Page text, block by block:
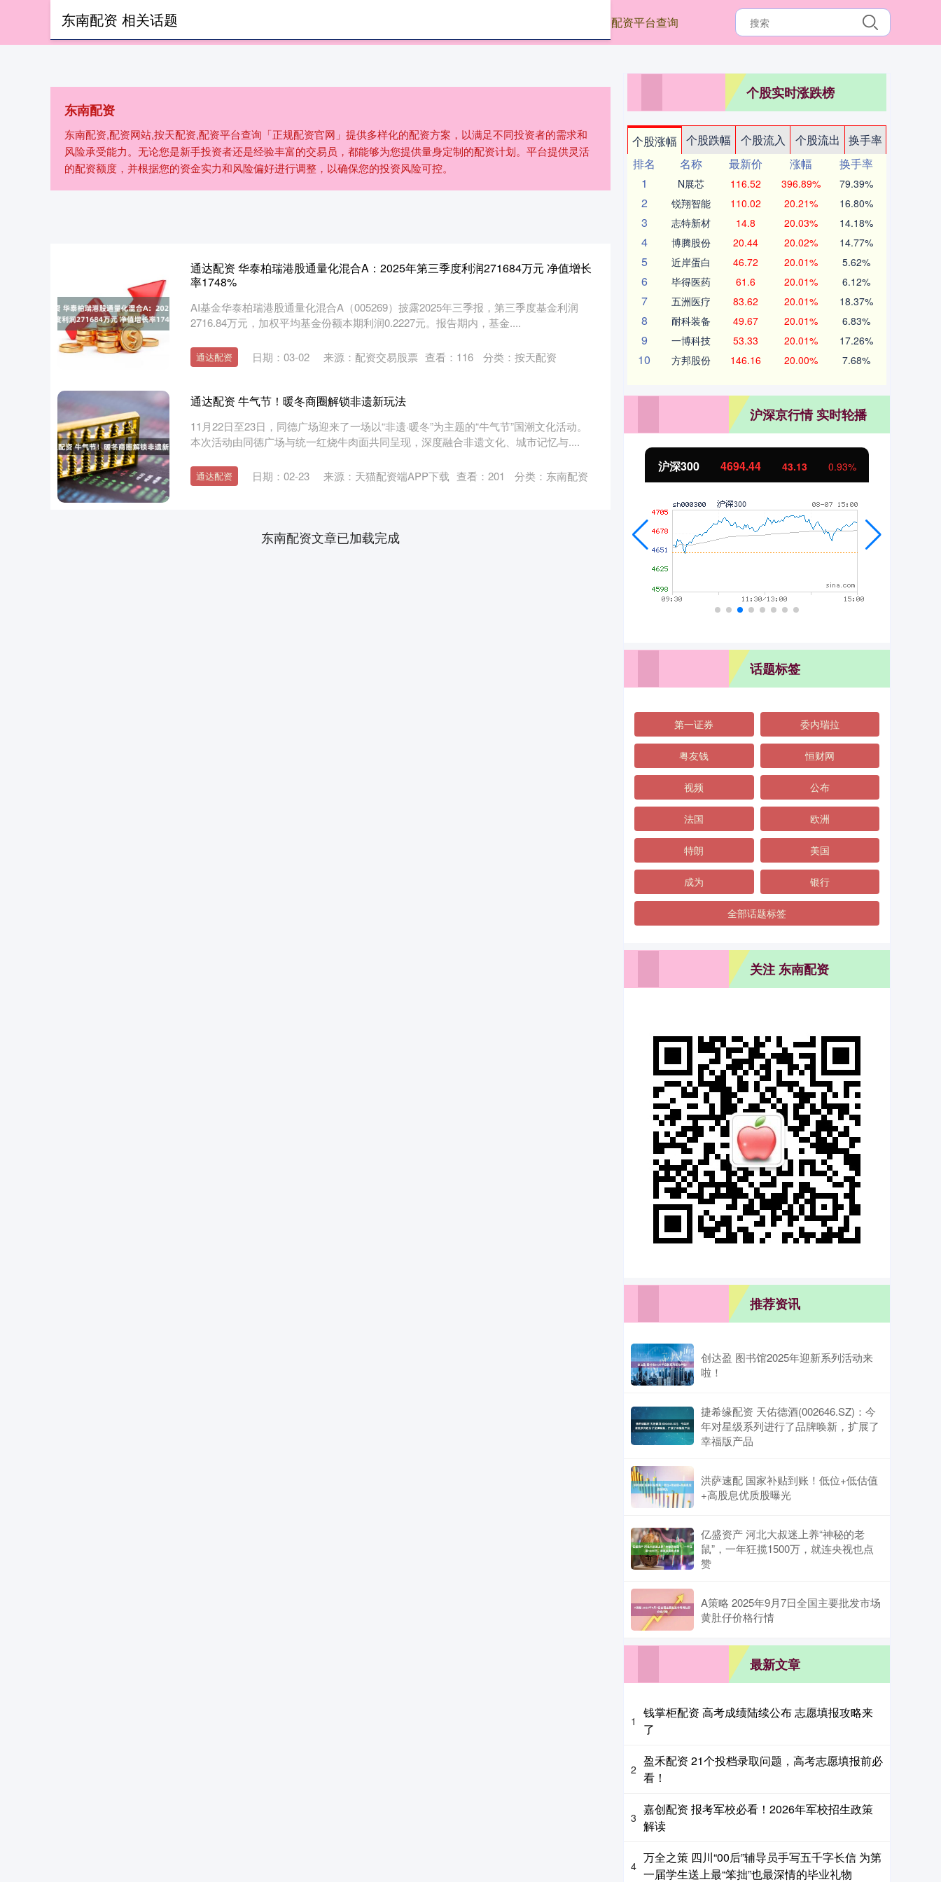
配资平台查询
东南配资
东南配资,配资网站,按天配资,配资平台查询「正规配资官网」提供多样化的配资方案，以满足不同投资者的需求和
风险承受能力。无论您是新手投资者还是经验丰富的交易员，都能够为您提供量身定制的配资计划。平台提供灵活
的配资额度，并根据您的资金实力和风险偏好进行调整，以确保您的投资风险可控。
东南配资 相关话题
通达配资 华泰柏瑞港股通量化混合A：2025年第三季度利润271684万元 净值增长
率1748%
AI基金华泰柏瑞港股通量化混合A（005269）披露2025年三季报，第三季度基金利润
2716.84万元，加权平均基金份额本期利润0.2227元。报告期内，基金....
通达配资 日期：03-02 来源：配资交易股票 查看： 116 分类： 按天配资
通达配资 牛气节！暖冬商圈解锁非遗新玩法
11月22日至23日，同德广场迎来了一场以“非遗·暖冬”为主题的“牛气节”国潮文化活动。
本次活动由同德广场与统一红烧牛肉面共同呈现，深度融合非遗文化、城市记忆与....
通达配资 日期：02-23 来源：天猫配资端APP下载 查看： 201 分类： 东南配资
东南配资文章已加载完成
个股实时涨跌榜
个股涨幅 个股跌幅 个股流入 个股流出
换手率
排名
名称 最新价 涨幅
换手率
1
N展芯 116.52 396.89% 79.39%
2 锐翔智能 110.02 20.21% 16.80%
3 志特新材 14.8 20.03% 14.18%
4 博腾股份 20.44 20.02% 14.77%
5 近岸蛋白 46.72 20.01% 5.62%
6 毕得医药 61.6 20.01% 6.12%
7 五洲医疗 83.62 20.01% 18.37%
8 耐科装备 49.67 20.01% 6.83%
9 一博科技 53.33 20.01% 17.26%
10 方邦股份 146.16 20.00% 7.68%
沪深京行情 实时轮播
2.13% 上证指数 3940.04 沪深300 4694.44 43.13 0.93%
话题标签
第一证券 委内瑞拉
粤友钱 恒财网
视频 公布
法国 欧洲
特朗 美国
成为 银行
全部话题标签
关注 东南配资
推荐资讯
创达盈 图书馆2025年迎新系列活动来
啦！
捷希缘配资 天佑德酒(002646.SZ)：今
年对星级系列进行了品牌唤新，扩展了
幸福版产品
洪萨速配 国家补贴到账！低位+低估值
+高股息优质股曝光
亿盛资产 河北大叔迷上养“神秘的老
鼠”，一年狂揽1500万，就连央视也点
赞
A策略 2025年9月7日全国主要批发市场
黄肚仔价格行情
最新文章
1
钱掌柜配资 高考成绩陆续公布 志愿填报攻略来
了
2
盈禾配资 21个投档录取问题，高考志愿填报前必
看！
3
嘉创配资 报考军校必看！2026年军校招生政策
解读
4
万全之策 四川“00后”辅导员手写五千字长信 为第
一届学生送上最“笨拙”也最深情的毕业礼物